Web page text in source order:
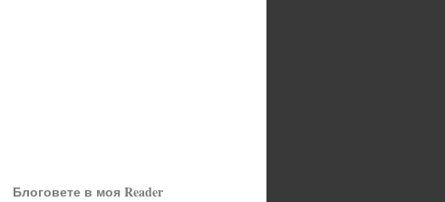
Блоговете в моя Reader